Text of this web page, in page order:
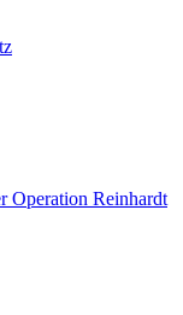
Operation Reinhardt